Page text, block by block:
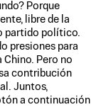
Porque
libre de la
partido político.
presiones para
Pero no
contribución
Juntos,
a continuación